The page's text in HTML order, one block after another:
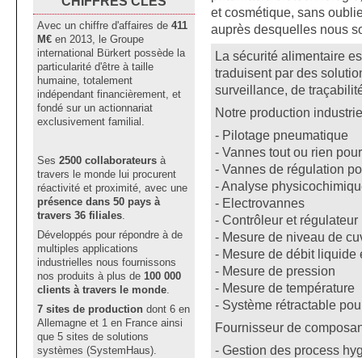
Avec un chiffre d'affaires de 411
M€ en 2013, le Groupe
international Bürkert possède la
particularité d'être à taille
humaine, totalement
indépendant financièrement, et
fondé sur un actionnariat
exclusivement familial.
Ses 2500 collaborateurs à
travers le monde lui procurent
réactivité et proximité, avec une
présence dans 50 pays à
travers 36 filiales.
Développés pour répondre à de
multiples applications
industrielles nous fournissons
nos produits à plus de 100 000
clients à travers le monde.
7 sites de production dont 6 en
Allemagne et 1 en France ainsi
que 5 sites de solutions
systèmes (SystemHaus).
et cosmétique, sans
auprès desquelles nous
La sécurité alimentaire
traduisent par des
surveillance, de
Notre production
- Pilotage pneumatique
- Vannes tout ou rien
- Vannes de régulation
- Analyse
- Electrovannes
- Contrôleur et
- Mesure de niveau de
- Mesure de débit liquide
- Mesure de pression
- Mesure de température
- Système rétractable
Fournisseur de
- Gestion des process